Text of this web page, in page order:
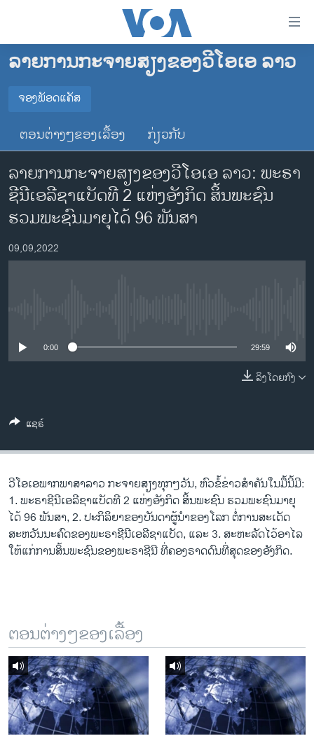
ເຂົ້າ
ຂ້າມ
ໄປ
ຊອກ
ຄົ້ນ
ໂຮມເພຈ
ລາວ
ອາເມຣິກາ
ການເລືອກຕັ້ງ ປະທານາທີບໍດີ ສະຫະລັດ 2024
ຂ່າວ​ຈີນ
ໂລກ
ເອເຊຍ
ອິດສະຫຼະພາບດ້ານການຂ່າວ
ທຸລະກິດ
ສຽງ
ລາຍການກະຈາຍສຽງ
ພາສາຕ່າງໆ
ລາຍການກະຈາຍສຽງຂອງວີໂອເອ ລາວ
ຈອງພັອດແຄັສ
ຈອງພັອດແຄັສ
YouTube
ຕອນຕ່າງໆຂອງເລື້ອງ ກ່ຽວກັບ
ລາຍການກະຈາຍສຽງຂອງວີໂອເອ ລາວ: ພະຣາ
ຊີນີເອລີຊາແບັດທີ 2 ແຫ່ງອັງກິດ ສິ້ນພະຊົນ
ຮວມພະຊົນມາຍຸໄດ້ 96 ພັນສາ
09,09,2022
0:00 29:59
ລິງໂດຍກົງ
ແຊຣ໌
ວີ​ໂອ​ເອພາກ​ພາສາ​ລາວ​ ກະຈາຍສຽງ​ທຸກໆ​ວັນ, ຫົວຂໍ້ຂ່າວສໍາຄັນໃນມື້ນີ້ມີ:
1. ພະຣາຊີນີເອລີຊາແບັດທີ 2 ແຫ່ງອັງກິດ ສິ້ນພະຊົນ ຮວມພະຊົນມາຍຸ
ໄດ້ 96 ພັນສາ, 2. ປະກິລິຍາຂອງບັນດາຜູ້ນຳຂອງໂລກ ຕໍ່ການສະເດັດ
ສະຫວັນນະຄົດຂອງພະຣາຊີນີເອລີຊາແບັດ, ແລະ 3. ສະຫະລັດໄວ້ອາໄລ
ໃຫ້ແກ່ການສິ້ນພະຊົນຂອງພະຣາຊີນີ ທີ່ຄອງຣາດດົນທີ່ສຸດຂອງອັງກິດ.
ຕອນຕ່າງໆຂອງເລື້ອງ